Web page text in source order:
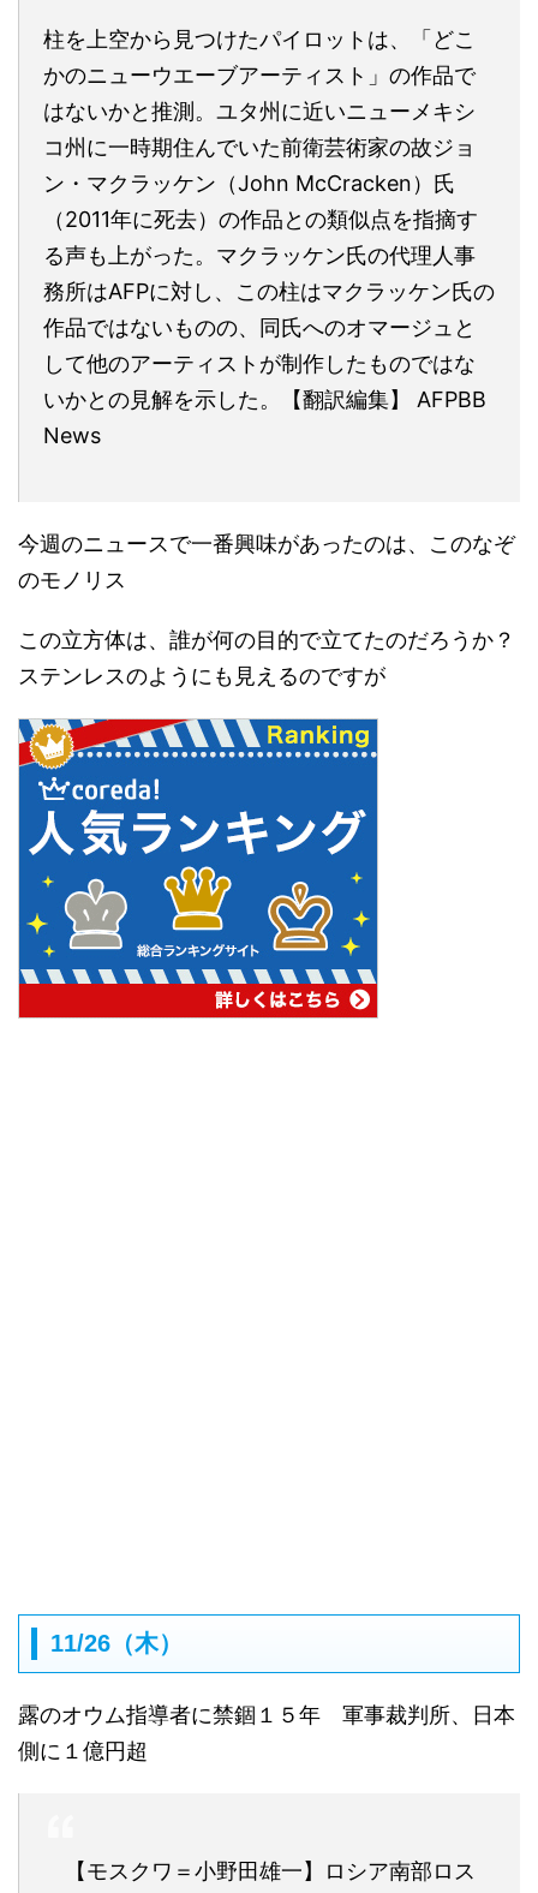
柱を上空から見つけたパイロットは、「どこ
かのニューウエーブアーティスト」の作品で
はないかと推測。ユタ州に近いニューメキシ
コ州に一時期住んでいた前衛芸術家の故ジョ
ン・マクラッケン（John McCracken）氏
（2011年に死去）の作品との類似点を指摘す
る声も上がった。マクラッケン氏の代理人事
務所はAFPに対し、この柱はマクラッケン氏の
作品ではないものの、同氏へのオマージュと
して他のアーティストが制作したものではな
いかとの見解を示した。【翻訳編集】 AFPBB
News
今週のニュースで一番興味があったのは、このなぞ
のモノリス
この立方体は、誰が何の目的で立てたのだろうか？
ステンレスのようにも見えるのですが
11/26（木）
露のオウム指導者に禁錮１５年 軍事裁判所、日本
側に１億円超
【モスクワ＝小野田雄一】ロシア南部ロス